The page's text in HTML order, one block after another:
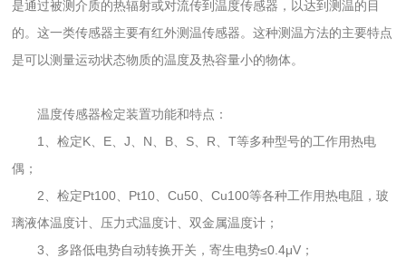
是通过被测介质的热辐射或对流传到温度传感器，以达到测温的目
的。这一类传感器主要有红外测温传感器。这种测温方法的主要特点
是可以测量运动状态物质的温度及热容量小的物体。
温度传感器检定装置功能和特点：
1、检定K、E、J、N、B、S、R、T等多种型号的工作用热电
偶；
2、检定Pt100、Pt10、Cu50、Cu100等各种工作用热电阻，玻
璃液体温度计、压力式温度计、双金属温度计；
3、多路低电势自动转换开关，寄生电势≤0.4μV；